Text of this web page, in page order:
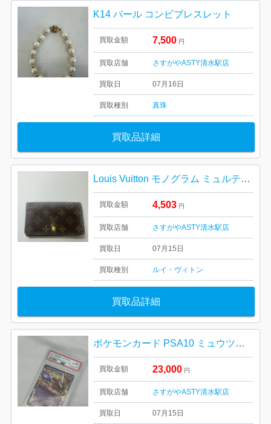
K14 パール コンビブレスレット
買取金額 7,500 円
買取店舗 さすがやASTY清水駅店
買取日 07月16日
買取種別 真珠
買取品詳細
Louis Vuitton モノグラム ミュルティクレ
買取金額 4,503 円
買取店舗 さすがやASTY清水駅店
買取日 07月15日
買取種別 ルイ・ヴィトン
買取品詳細
ポケモンカード PSA10 ミュウツーEX 25th
買取金額 23,000 円
買取店舗 さすがやASTY清水駅店
買取日 07月15日